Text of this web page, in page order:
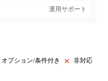
運用サポート
オプション/条件付き 非対応